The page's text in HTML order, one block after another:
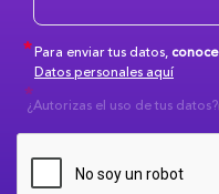
Para enviar tus datos,conoce
Datos personales aquí
¿Autorizas el uso de tus datos?